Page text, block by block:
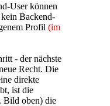
User können
Backend-
Profil (im
- der nächste
Recht. Die
direkte
ist die
Bild oben) die